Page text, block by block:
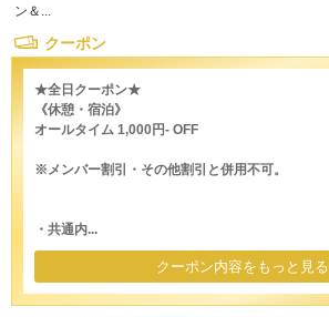
ン＆...
クーポン
★全日クーポン★
《休憩・宿泊》
オールタイム 1,000円- OFF
※メンバー割引・その他割引と併用不可。
・共通内...
クーポン内容をもっと見る